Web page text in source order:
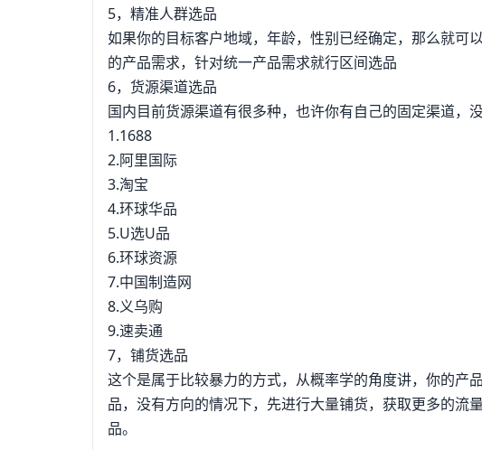
5，精准人群选品
如果你的目标客户地域，年龄，性别已经确定，那么就可
的产品需求，针对统一产品需求就行区间选品
6，货源渠道选品
国内目前货源渠道有很多种，也许你有自己的固定渠道，
1.1688
2.阿里国际
3.淘宝
4.环球华品
5.U选U品
6.环球资源
7.中国制造网
8.义乌购
9.速卖通
7，铺货选品
这个是属于比较暴力的方式，从概率学的角度讲，你的产
品，没有方向的情况下，先进行大量铺货，获取更多的流
品。